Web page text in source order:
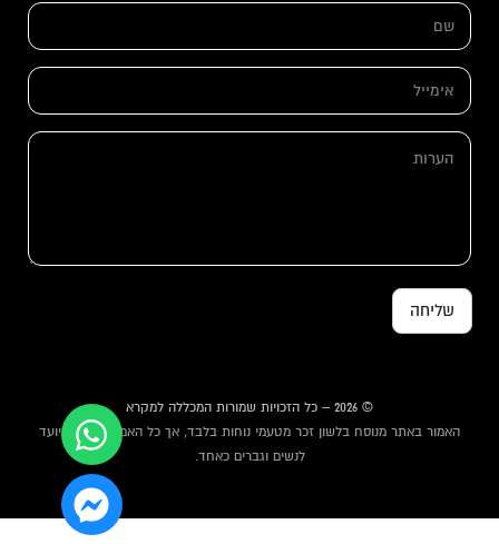
ע
ת
י
י
י
ל
ש
*
א
מ
י
ה
שליחה
© 2026 – כל הזכויות שמורות המכללה למקרא
האמור באתר מנוסח בלשון זכר מטעמי נוחות בלבד, אך כל האמור באתר מיועד
לנשים וגברים כאחד.